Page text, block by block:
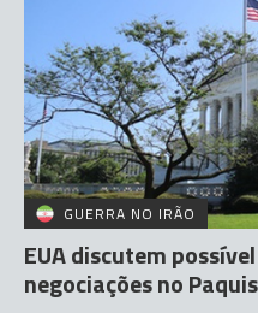
GUERRA NO IRÃO
EUA discutem
negociações no